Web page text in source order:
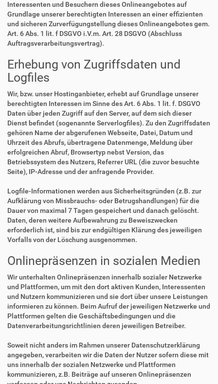
Interessenten und Besuchern dieses Onlineangebotes auf
Grundlage unserer berechtigten Interessen an einer effizienten
und sicheren Zurverfügungstellung dieses Onlineangebotes gem.
Art. 6 Abs. 1 lit. f DSGVO i.V.m. Art. 28 DSGVO (Abschluss
Auftragsverarbeitungsvertrag).
Erhebung von Zugriffsdaten und
Logfiles
Wir, bzw. unser Hostinganbieter, erhebt auf Grundlage unserer
berechtigten Interessen im Sinne des Art. 6 Abs. 1 lit. f. DSGVO
Daten über jeden Zugriff auf den Server, auf dem sich dieser
Dienst befindet (sogenannte Serverlogfiles). Zu den Zugriffsdaten
gehören Name der abgerufenen Webseite, Datei, Datum und
Uhrzeit des Abrufs, übertragene Datenmenge, Meldung über
erfolgreichen Abruf, Browsertyp nebst Version, das
Betriebssystem des Nutzers, Referrer URL (die zuvor besuchte
Seite), IP-Adresse und der anfragende Provider.
Logfile-Informationen werden aus Sicherheitsgründen (z.B. zur
Aufklärung von Missbrauchs- oder Betrugshandlungen) für die
Dauer von maximal 7 Tagen gespeichert und danach gelöscht.
Daten, deren weitere Aufbewahrung zu Beweiszwecken
erforderlich ist, sind bis zur endgültigen Klärung des jeweiligen
Vorfalls von der Löschung ausgenommen.
Onlinepräsenzen in sozialen Medien
Wir unterhalten Onlinepräsenzen innerhalb sozialer Netzwerke
und Plattformen, um mit den dort aktiven Kunden, Interessenten
und Nutzern kommunizieren und sie dort über unsere Leistungen
informieren zu können. Beim Aufruf der jeweiligen Netzwerke und
Plattformen gelten die Geschäftsbedingungen und die
Datenverarbeitungsrichtlinien deren jeweiligen Betreiber.
Soweit nicht anders im Rahmen unserer Datenschutzerklärung
angegeben, verarbeiten wir die Daten der Nutzer sofern diese mit
uns innerhalb der sozialen Netzwerke und Plattformen
kommunizieren, z.B. Beiträge auf unseren Onlinepräsenzen